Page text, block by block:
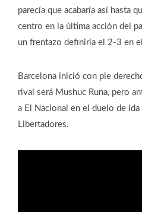
parecía que acabaría así hasta
centro en la última acción del
un frentazo definiría el 2-3 en
Barcelona inició con pie
rival será Mushuc Runa, pero
a El Nacional en el duelo de
Libertadores.